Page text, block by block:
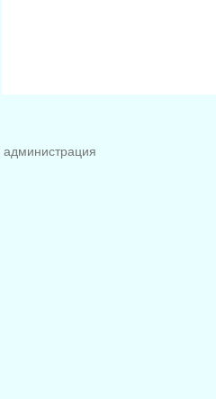
администрация